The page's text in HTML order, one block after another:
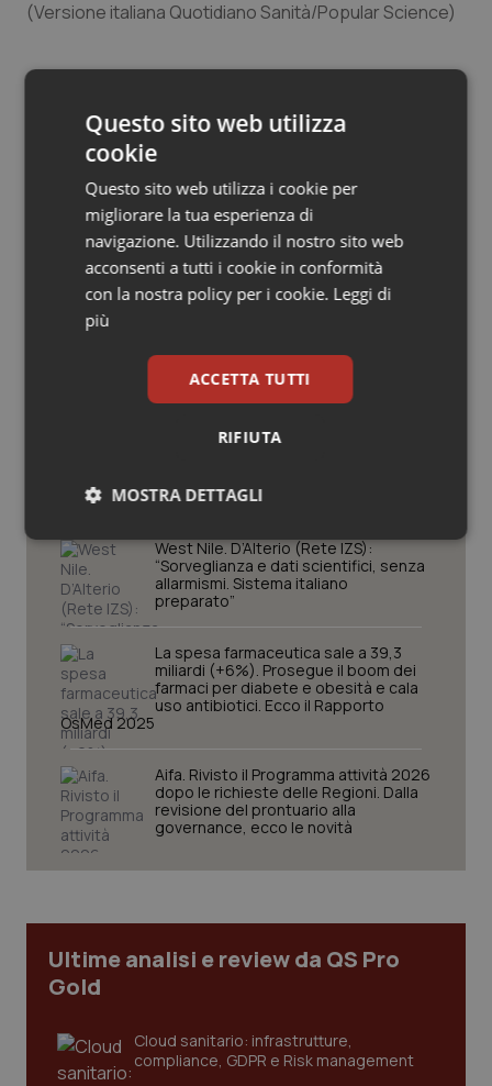
Salute orale & impianti
Tiroide
Tumore al seno
Tumore ovarico
Tumori del Polmone & Testa Collo
Tumori gastrointestinali
Ulcera & Reflusso
Vaccini
(Versione italiana Quotidiano Sanità/Popular Science)
11 Febbraio 2019
© Riproduzione riservata
Potrebbe interessarti in
Scienza e Farmaci
Ebola in Congo. Oms e Africa Cdc:
West Nile. D’Alterio (Rete IZS):
“Sorveglianza e dati scientifici, senza
allarmismi. Sistema italiano
preparato”
La spesa farmaceutica sale a 39,3
miliardi (+6%). Prosegue il boom dei
farmaci per diabete e obesità e cala
uso antibiotici. Ecco il Rapporto
OsMed 2025
Aifa. Rivisto il Programma attività 2026
dopo le richieste delle Regioni. Dalla
revisione del prontuario alla
governance, ecco le novità
Ultime analisi e review da QS Pro
Gold
Cloud sanitario: infrastrutture,
compliance, GDPR e Risk management
Questo sito web utilizza
cookie
Questo sito web utilizza i cookie per
migliorare la tua esperienza di
navigazione. Utilizzando il nostro sito web
acconsenti a tutti i cookie in conformità
con la nostra policy per i cookie. Leggi di
più
ACCETTA TUTTI
RIFIUTA
MOSTRA DETTAGLI
Necessari Statistici Marketing
Necessari Statistici Marketing
I cookie necessari contribuiscono a rendere fruibile il
sito web abilitandone funzionalità di base quali la
navigazione sulle pagine e l'accesso alle aree
protette del sito. Il sito web non è in grado di
funzionare correttamente senza questi cookie.
Nome
VISITOR_PRIVACY_METADATA
YouTube
5